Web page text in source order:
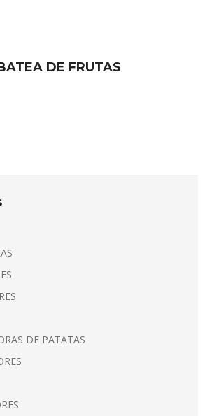
DE FRUTAS
DE PATATAS